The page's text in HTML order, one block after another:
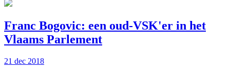
Franc Bogovic: een oud-VSK'er in het
Vlaams Parlement
21 dec 2018